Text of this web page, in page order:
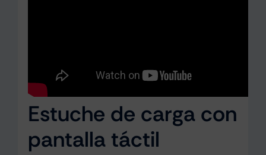
Estuche de carga con
pantalla táctil